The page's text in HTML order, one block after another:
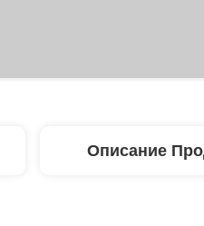
Описание